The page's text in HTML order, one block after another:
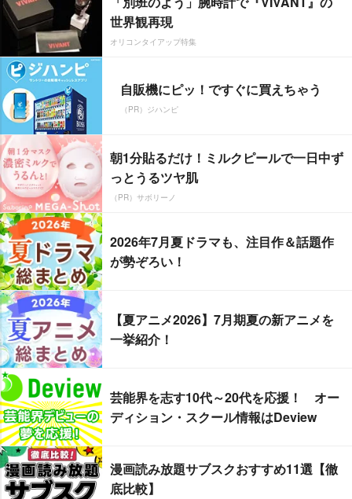
世界観再現
オリコンタイアップ特集
自販機にピッ！ですぐに買えちゃう
（PR）ジハンピ
朝1分貼るだけ！ミルクピールで一日中ず
っとうるツヤ肌
（PR）サボリーノ
2026年7月夏ドラマも、注目作＆話題作
が勢ぞろい！
【夏アニメ2026】7月期夏の新アニメを
一挙紹介！
芸能界を志す10代～20代を応援！ オー
ディション・スクール情報はDeview
漫画読み放題サブスクおすすめ11選【徹
底比較】